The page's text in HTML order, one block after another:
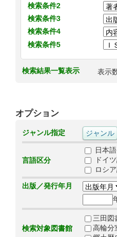
検索条件2
検索条件3
検索条件4
検索条件5
検索結果一覧表示 表示
オプション
ジャンル指定
言語区分
日本語
ドイ
ロシ
出版／発行年月
検索対象図書館
三田図
高輪分